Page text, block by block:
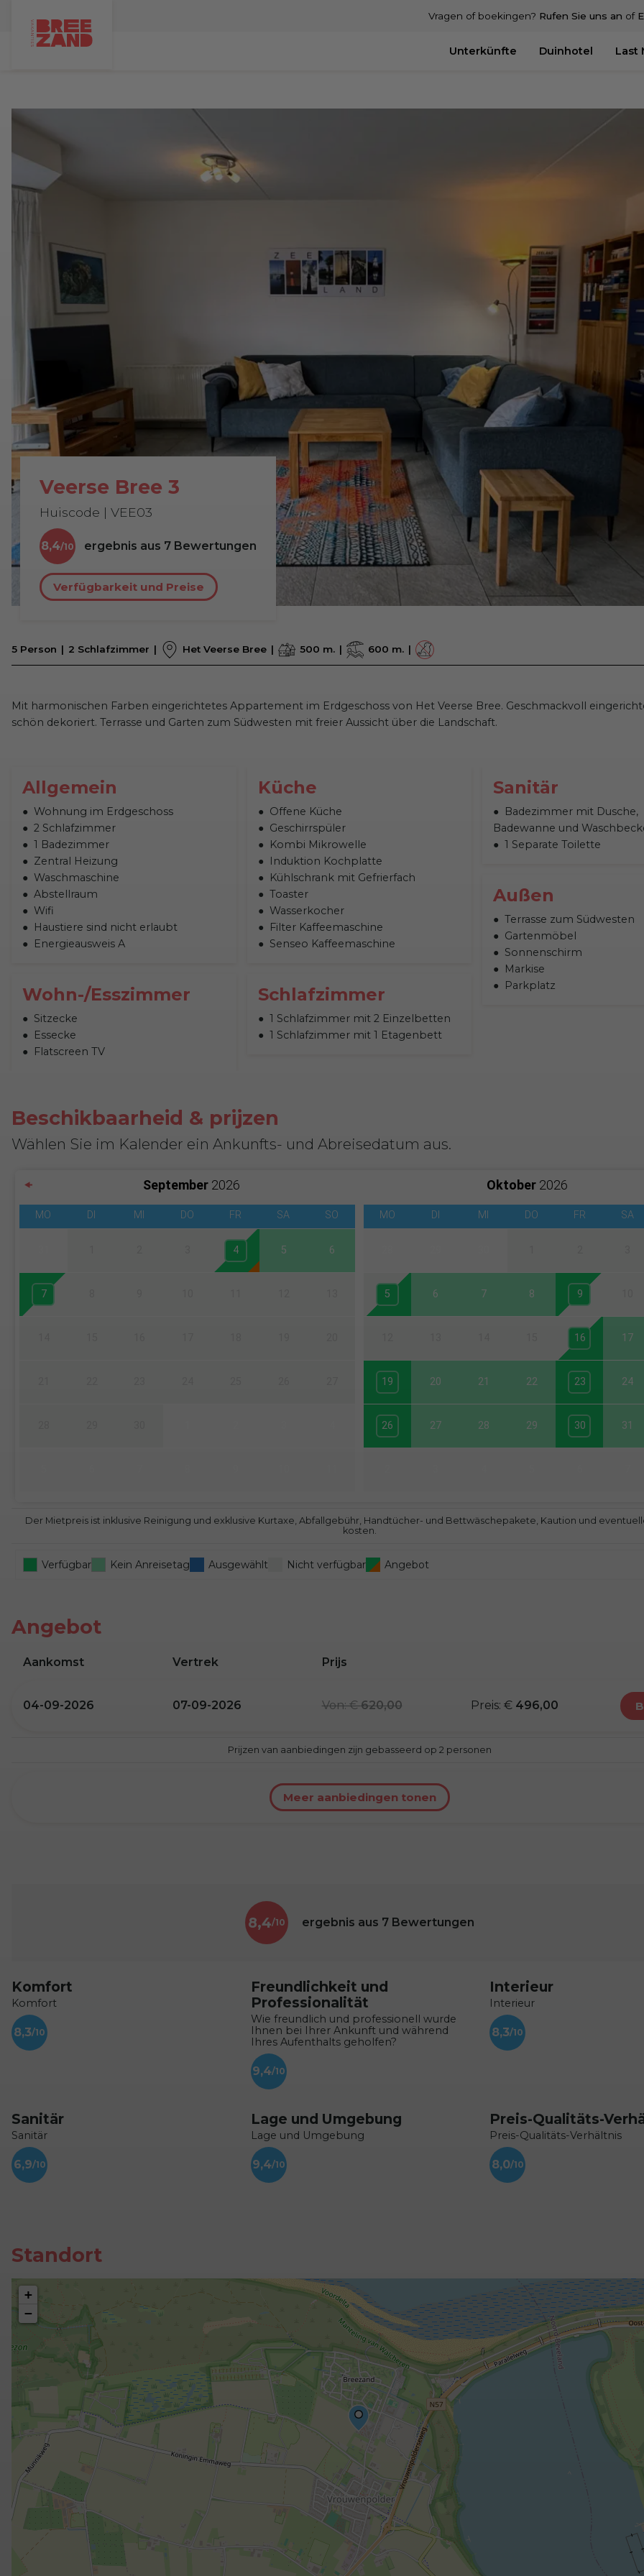
Vragen of boekingen? Rufen Sie uns an of
Unterkünfte Duinhotel Last
Veerse Bree 3
Huiscode | VEE03
8,4 ergebnis aus 7 Bewertungen
Verfügbarkeit und Preise
5 Person 2 Schlafzimmer Het Veerse Bree 500 m. 600 m.
Mit harmonischen Farben eingerichtetes Appartement im Erdgeschoss von Het Veerse Bree. Geschmackvoll
schön dekoriert. Terrasse und Garten zum Südwesten mit freier Aussicht über die Landschaft.
Allgemein
Wohnung im Erdgeschoss
2 Schlafzimmer
1 Badezimmer
Zentral Heizung
Waschmaschine
Abstellraum
Wifi
Haustiere sind nicht erlaubt
Energieausweis A
Wohn-/Esszimmer
Sitzecke
Essecke
Flatscreen TV
Küche
Offene Küche
Geschirrspüler
Kombi Mikrowelle
Induktion Kochplatte
Kühlschrank mit Gefrierfach
Toaster
Wasserkocher
Filter Kaffeemaschine
Senseo Kaffeemaschine
Schlafzimmer
1 Schlafzimmer mit 2 Einzelbetten
1 Schlafzimmer mit 1 Etagenbett
Sanitär
Badezimmer mit Dusche,
Badewanne und
1 Separate Toilette
Außen
Terrasse zum Südwesten
Gartenmöbel
Sonnenschirm
Markise
Parkplatz
Beschikbaarheid & prijzen
Wählen Sie im Kalender ein Ankunfts- und Abreisedatum aus.
September 2026
MO DI MI DO FR SA SO
4 5 6
7
Oktober 2026
MO DI MI DO FR SA
5 6 7 8 9
16 17
19 20 21 22 23 24
26 27 28 29 30 31
Der Mietpreis ist inklusive Reinigung und exklusive Kurtaxe, Abfallgebühr, Handtücher- und Bettwäschepakete, Kaution und
kosten.
Verfügbar Kein Anreisetag Ausgewählt Nicht verfügbar Angebot
Angebot
Aankomst Vertrek Prijs
04-09-2026 07-09-2026 von: €620,00 Preis: € 496,00
Prijzen van aanbiedingen zijn gebasseerd op 2 personen
Meer aanbiedingen tonen
8,4 ergebnis aus 7 Bewertungen
Komfort
Komfort
8,3
Freundlichkeit und
Professionalität
Wie freundlich und professionell wurde
Ihnen bei Ihrer Ankunft und während
Ihres Aufenthalts geholfen?
9,4
Interieur
Interieur
8,3
Sanitär
Sanitär
6,9
Lage und Umgebung
Lage und Umgebung
9,4
Preis-Qualitäts-
Preis-Qualitäts-Verhältnis
8,0
Standort
+
−